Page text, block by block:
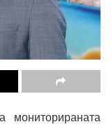
мониторираната